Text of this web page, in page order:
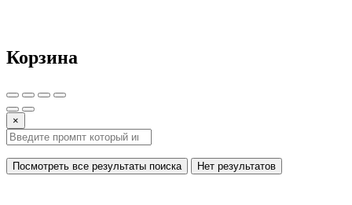
Корзина
×
Посмотреть все результаты поиска Нет результатов